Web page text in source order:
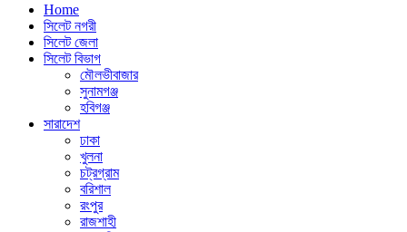
Home
সিলেট নগরী
সিলেট জেলা
সিলেট বিভাগ
মৌলভীবাজার
সুনামগঞ্জ
হবিগঞ্জ
সারাদেশ
ঢাকা
খুলনা
চট্রগ্রাম
বরিশাল
রংপুর
রাজশাহী